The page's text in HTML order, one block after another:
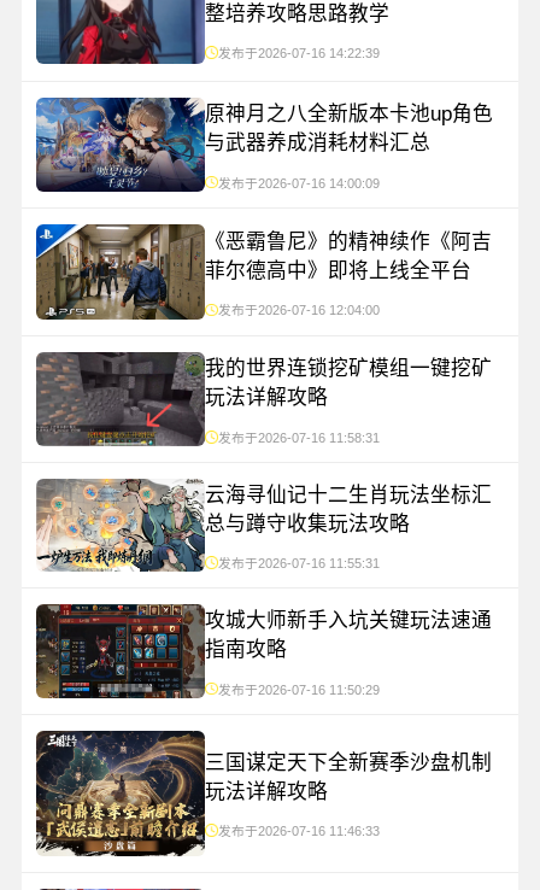
整培养攻略思路教学
发布于2026-07-16 14:22:39
原神月之八全新版本卡池up角色
与武器养成消耗材料汇总
发布于2026-07-16 14:00:09
《恶霸鲁尼》的精神续作《阿吉
菲尔德高中》即将上线全平台
发布于2026-07-16 12:04:00
我的世界连锁挖矿模组一键挖矿
玩法详解攻略
发布于2026-07-16 11:58:31
云海寻仙记十二生肖玩法坐标汇
总与蹲守收集玩法攻略
发布于2026-07-16 11:55:31
攻城大师新手入坑关键玩法速通
指南攻略
发布于2026-07-16 11:50:29
三国谋定天下全新赛季沙盘机制
玩法详解攻略
发布于2026-07-16 11:46:33